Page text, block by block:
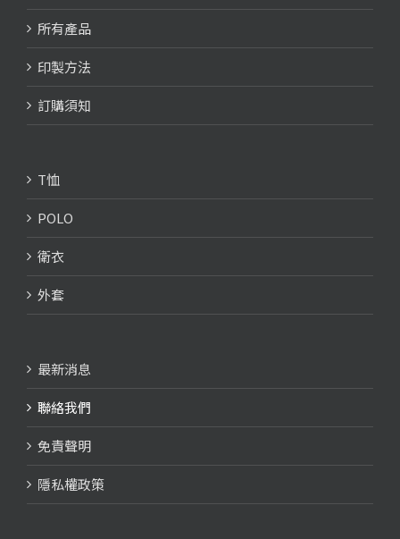
所有產品
印製方法
訂購須知
T恤
POLO
衛衣
外套
最新消息
聯絡我們
免責聲明
隱私權政策